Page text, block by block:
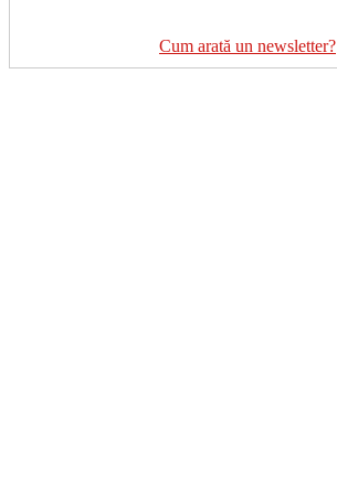
Cum arată un newsletter?